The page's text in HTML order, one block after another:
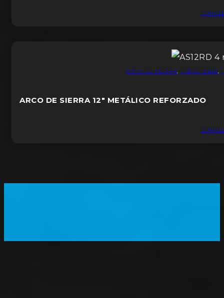
ARCO DE SIERRA, FERRETERIA,
ARCO DE SIERRA 12″ METÁLICO REFORZADO